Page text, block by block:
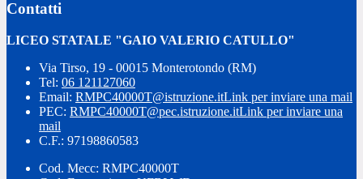
Contatti
LICEO STATALE "GAIO VALERIO CATULLO"
Via Tirso, 19 - 00015 Monterotondo (RM)
Tel: 06 121127060
Email: RMPC40000T@istruzione.itLink per inviare una mail
PEC: RMPC40000T@pec.istruzione.itLink per inviare una
mail
C.F.: 97198860583
Cod. Mecc: RMPC40000T